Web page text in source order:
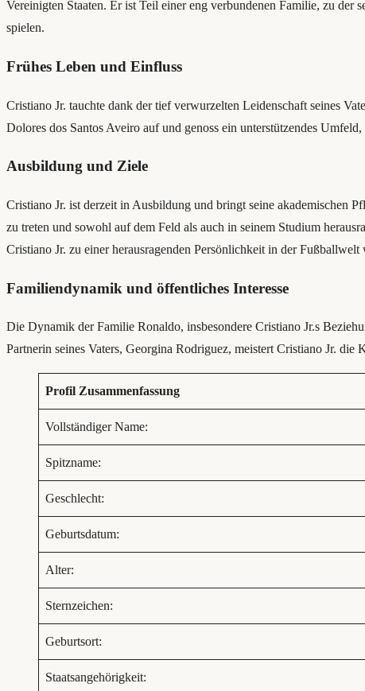
Vereinigten Staaten. Er ist Teil einer eng verbundenen Familie, zu
spielen.
Frühes Leben und Einfluss
Cristiano Jr. tauchte dank der tief verwurzelten Leidenschaft seines
Dolores dos Santos Aveiro auf und genoss ein unterstützendes
Ausbildung und Ziele
Cristiano Jr. ist derzeit in Ausbildung und bringt seine akademischen
zu treten und sowohl auf dem Feld als auch in seinem Studium
Cristiano Jr. zu einer herausragenden Persönlichkeit in der Fußballwelt
Familiendynamik und öffentliches Interesse
Die Dynamik der Familie Ronaldo, insbesondere Cristiano Jr.s
Partnerin seines Vaters, Georgina Rodriguez, meistert Cristiano Jr.
Profil Zusammenfassung
Vollständiger Name:
Spitzname:
Geschlecht:
Geburtsdatum:
Alter:
Sternzeichen:
Geburtsort:
Staatsangehörigkeit: